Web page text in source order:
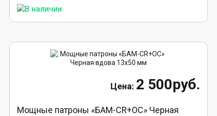
2 500руб.
Мощные патроны «БАМ-CR+ОС» Черная